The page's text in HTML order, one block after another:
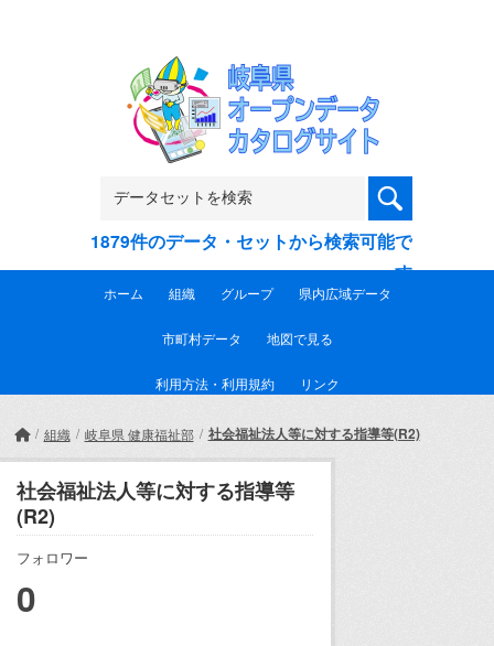
1879件のデータ・セットから検索可能で
す
ホーム 組織 グループ 県内広域データ
市町村データ 地図で見る
利用方法・利用規約 リンク
組織 岐阜県 健康福祉部 社会福祉法人等に対する指導等(R2)
社会福祉法人等に対する指導等
(R2)
フォロワー
0